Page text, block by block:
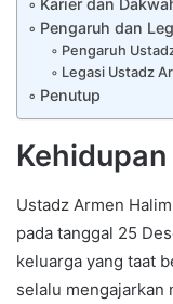
Karier dan
Pengaruh dan
Pengaruh
Legasi Ustadz
Penutup
Ustadz Armen
pada tanggal 25
keluarga yang taat
selalu mengajarkan